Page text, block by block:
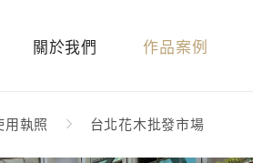
關於我們 作品案例
用執照 台北花木批發市場